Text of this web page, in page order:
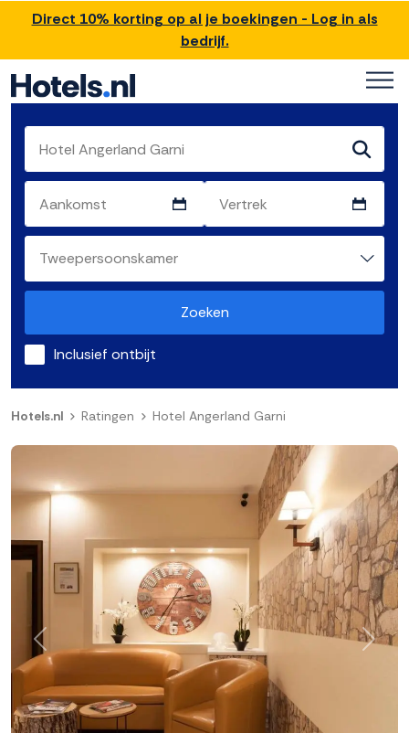
Direct 10% korting op al je boekingen - Log in als
bedrijf.
Zoeken
Inclusief ontbijt
Hotels.nl Ratingen Hotel Angerland Garni